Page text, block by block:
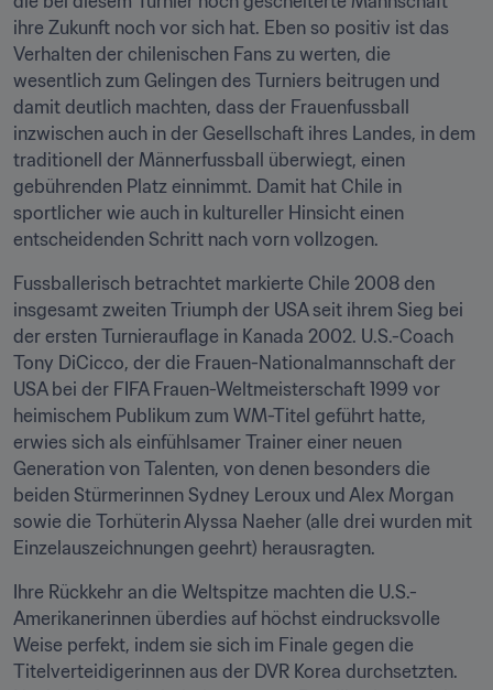
ihre Zukunft noch vor sich hat. Eben so positiv ist das
Verhalten der chilenischen Fans zu werten, die
wesentlich zum Gelingen des Turniers beitrugen und
damit deutlich machten, dass der Frauenfussball
inzwischen auch in der Gesellschaft ihres Landes, in dem
traditionell der Männerfussball überwiegt, einen
gebührenden Platz einnimmt. Damit hat Chile in
sportlicher wie auch in kultureller Hinsicht einen
entscheidenden Schritt nach vorn vollzogen.
Fussballerisch betrachtet markierte Chile 2008 den
insgesamt zweiten Triumph der USA seit ihrem Sieg bei
der ersten Turnierauflage in Kanada 2002. U.S.-Coach
Tony DiCicco, der die Frauen-Nationalmannschaft der
USA bei der FIFA Frauen-Weltmeisterschaft 1999 vor
heimischem Publikum zum WM-Titel geführt hatte,
erwies sich als einfühlsamer Trainer einer neuen
Generation von Talenten, von denen besonders die
beiden Stürmerinnen Sydney Leroux und Alex Morgan
sowie die Torhüterin Alyssa Naeher (alle drei wurden mit
Einzelauszeichnungen geehrt) herausragten.
Ihre Rückkehr an die Weltspitze machten die U.S.-
Amerikanerinnen überdies auf höchst eindrucksvolle
Weise perfekt, indem sie sich im Finale gegen die
Titelverteidigerinnen aus der DVR Korea durchsetzten.